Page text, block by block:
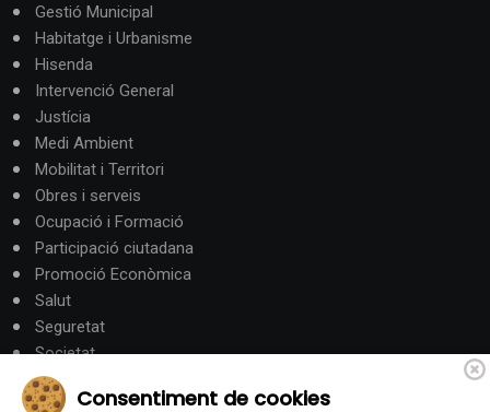
Gestió Municipal
Habitatge i Urbanisme
Hisenda
Intervenció General
Justícia
Medi Ambient
Mobilitat i Territori
Obres i serveis
Ocupació i Formació
Participació ciutadana
Promoció Econòmica
Salut
Seguretat
Societat
Turisme
Consentiment de cookies